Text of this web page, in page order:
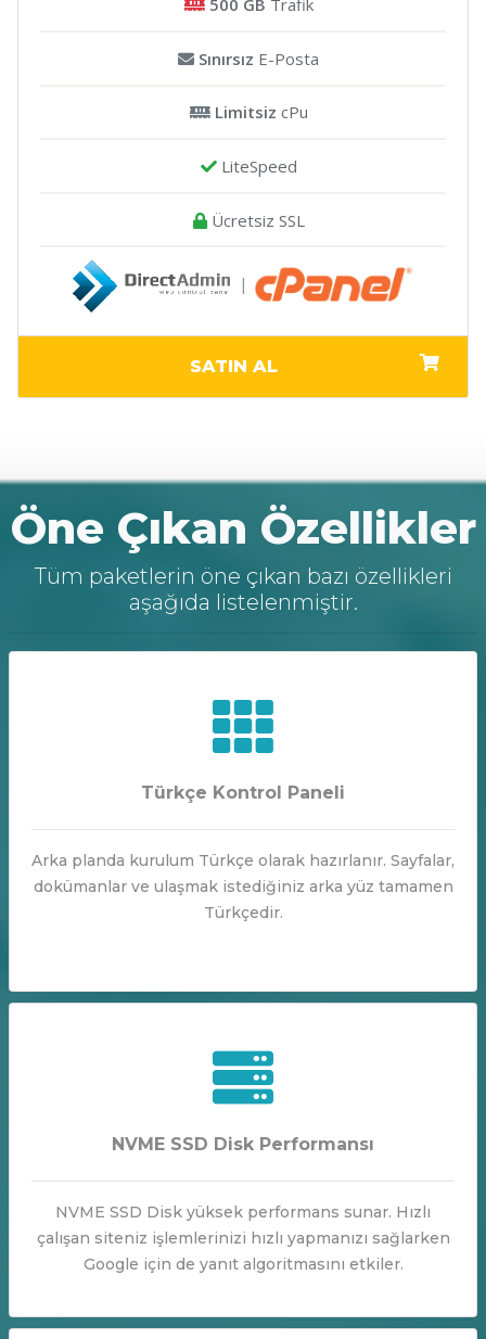
500 GB Trafik
Sınırsız E-Posta
Limitsiz cPu
LiteSpeed
Ücretsiz SSL
|
SATIN AL
Öne Çıkan Özellikler
Tüm paketlerin öne çıkan bazı özellikleri
aşağıda listelenmiştir.
Türkçe Kontrol Paneli
Arka planda kurulum Türkçe olarak hazırlanır. Sayfalar,
dokümanlar ve ulaşmak istediğiniz arka yüz tamamen
Türkçedir.
NVME SSD Disk Performansı
NVME SSD Disk yüksek performans sunar. Hızlı
çalışan siteniz işlemlerinizi hızlı yapmanızı sağlarken
Google için de yanıt algoritmasını etkiler.